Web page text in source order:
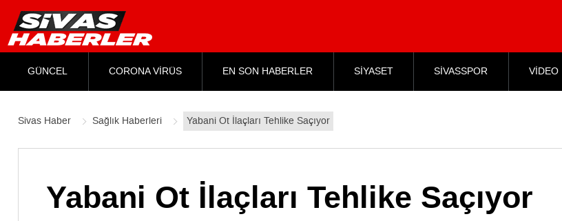
GÜNCEL CORONA VİRÜS EN SON HABERLER SİYASET SİVASSPOR VİDEO
Sivas Haber Sağlık Haberleri Yabani Ot İlaçları Tehlike Saçıyor
Yabani Ot İlaçları Tehlike Saçıyor